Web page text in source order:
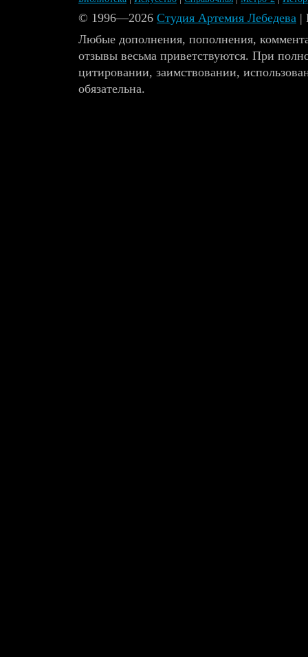
© 1996—2026 Студия Артемия Лебедева |
Любые дополнения, пополнения,
отзывы весьма приветствуются. При
цитировании, заимствовании,
обязательна.